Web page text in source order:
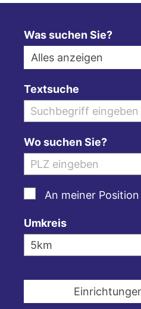
Was suchen Sie?
Alles anzeigen
Textsuche
Wo suchen Sie?
An meiner
Umkreis